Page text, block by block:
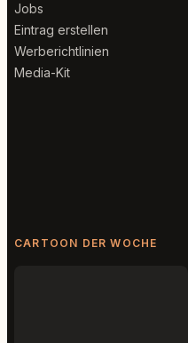
Jobs
Eintrag erstellen
Werberichtlinien
Media-Kit
CARTOON DER WOCHE